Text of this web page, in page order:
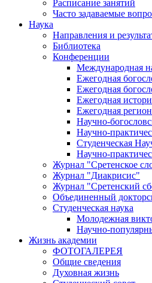
Расписание занятий
Часто задаваемые
Наука
Направления и
Библиотека
Конференции
Международная
Ежегодная
Ежегодная
Ежегодная
Ежегодная
Научно-
Научно-
Студенческая
Научно-
Журнал "Сретенское
Журнал "Диакрисис"
Журнал "Сретенский
Объединенный
Студенческая наука
Молодежная
Научно-
Жизнь академии
ФОТОГАЛЕРЕЯ
Общие сведения
Духовная жизнь